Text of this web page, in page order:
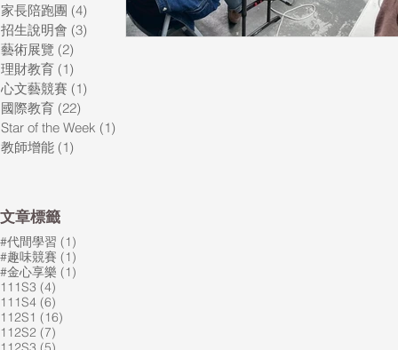
家長陪跑團 (4) 4 篇文章
招生說明會 (3) 3 篇文章
藝術展覽 (2)
理財教育 (1)
心文藝競賽 (1)
國際教育 (22)
Star of the Week (1)
教師增能 (1)
​文章標籤
#代間學習 (1)
#趣味競賽 (1)
#金心享樂 (1)
111S3 (4)
111S4 (6)
112S1 (16)
112S2 (7)